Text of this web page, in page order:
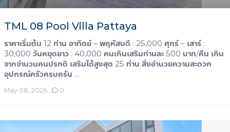
TML 08 Pool Villa Pattaya
ราคาเริ่มต้น 12 ท่าน อาทิตย์ – พฤหัสบดี : 25,000 ศุกร์ – เสาร์ :
30,000 วันหยุดยาว : 40,000 คนเกินเสริมท่านละ 500 บาท/คืน เกิน
จากจำนวนคนปรกติ เสริมได้สูงสุด 25 ท่าน สิ่งอำนวยความสะดวก
อุปกรณ์ครัวครบครัน ...
May 08, 2026 , 0